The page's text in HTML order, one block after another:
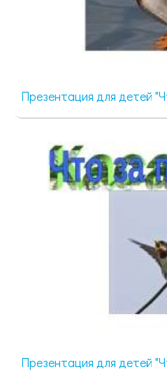
Презентация для детей
Презентация для детей